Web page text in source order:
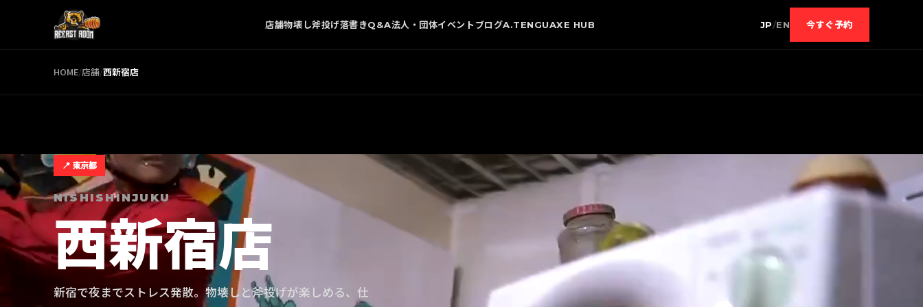
店舗物壊し斧投げ落書きQ&A法人・団体イベントブログA.TENGUAXE HUB JP/EN 今すぐ予約
HOME/店舗/西新宿店
📍 東京都
NISHISHINJUKU
西新宿店
新宿で夜までストレス発散。物壊しと斧投げが楽しめる、仕